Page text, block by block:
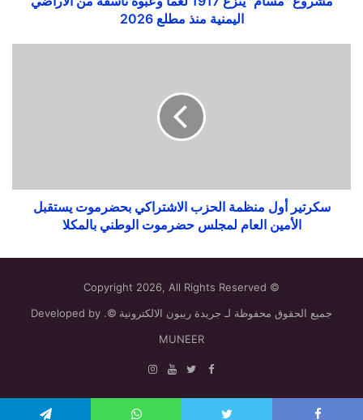
اليمنية منذ مطلع 2026
سكرتير أول منظمة الحزب الاشتراكي بحضرموت يستقبل
الأمين العام لمجلس حضرموت الوطني بالمكلا
© Copyright 2026, All Rights Reserved
جميع الحقوق محفوظة لـ جريدة ريبون الالكترونية ©. Developed by
MUNEER